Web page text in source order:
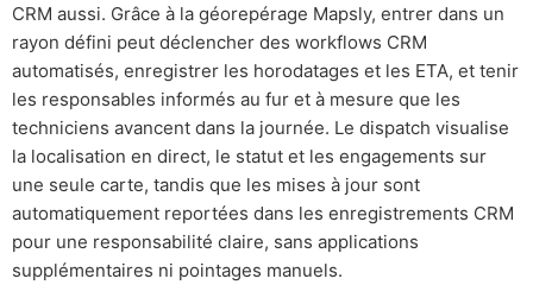
CRM aussi. Grâce à la géorepérage Mapsly, entrer dans un
rayon défini peut déclencher des workflows CRM
automatisés, enregistrer les horodatages et les ETA, et tenir
les responsables informés au fur et à mesure que les
techniciens avancent dans la journée. Le dispatch visualise
la localisation en direct, le statut et les engagements sur
une seule carte, tandis que les mises à jour sont
automatiquement reportées dans les enregistrements CRM
pour une responsabilité claire, sans applications
supplémentaires ni pointages manuels.